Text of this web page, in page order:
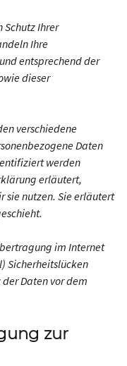
Schutz Ihrer
Ihre
entsprechend der
dieser
verschiedene
Daten
werden
erläutert,
sie nutzen. Sie erläutert
im Internet
Sicherheitslücken
Daten vor dem
zur